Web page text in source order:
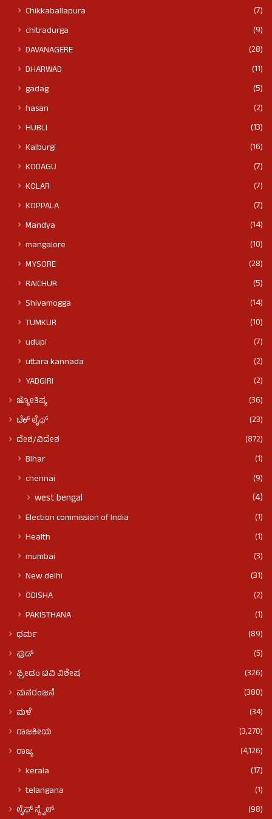
Chikkaballapura
(7)
chitradurga
(9)
DAVANAGERE
(28)
DHARWAD
(11)
gadag
(5)
hasan
(2)
HUBLI
(13)
Kalburgi
(16)
KODAGU
(7)
KOLAR
(7)
KOPPALA
(7)
Mandya
(14)
mangalore
(10)
MYSORE
(28)
RAICHUR
(5)
Shivamogga
(14)
TUMKUR
(10)
udupi
(7)
uttara kannada
(2)
YADGIRI
(2)
ಜ್ಯೋತಿಷ್ಯ
(36)
ಟೆಕ್ ಲೈಫ್
(23)
ದೇಶ/ವಿದೇಶ
(872)
BIhar
(1)
chennai
(9)
west bengal (4)
Election commission of India
(1)
Health
(1)
mumbai
(3)
New delhi
(31)
ODISHA
(2)
PAKISTHANA
(1)
ಧರ್ಮ
(89)
ಫುಡ್​​
(5)
ಫ್ರೀಡಂ ಟಿವಿ ವಿಶೇಷ
(326)
ಮನರಂಜನೆ
(380)
ಮಳೆ
(34)
ರಾಜಕೀಯ
(3,270)
ರಾಜ್ಯ
(4,126)
kerala
(17)
telangana
(1)
ಲೈಫ್ ಸ್ಟೈಲ್ (98)